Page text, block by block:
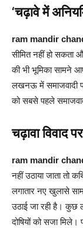
‘चढ़ावे में
ram mandir
सीमित नहीं हो सकता
की भी भूमिका सामने
लखनऊ में समाजवादी
को सबसे पहले
चढ़ावा विवाद
ram mandir
नहीं उठाया जाता तो
लगातार नए खुलासे
उठाई जा रही है। कुछ
दोषियों को सजा